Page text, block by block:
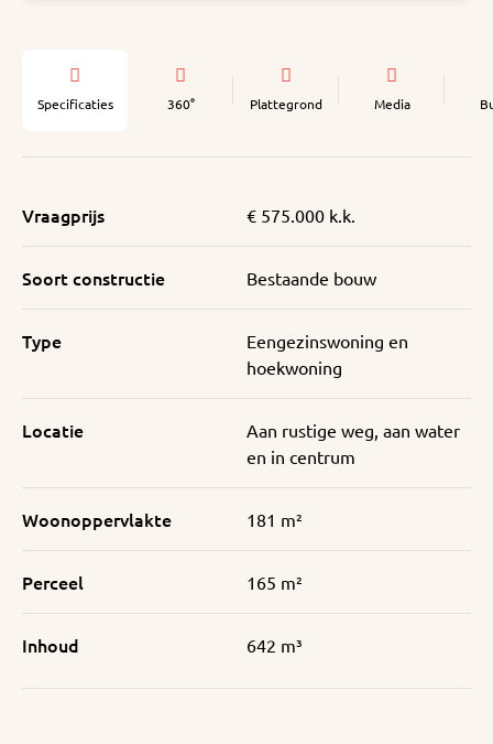
Specificaties 360° Plattegrond Media
Vraagprijs € 575.000 k.k.
Soort constructie Bestaande bouw
Type
Eengezinswoning en
hoekwoning
Locatie
Aan rustige weg, aan water
en in centrum
Woonoppervlakte 181 m²
Perceel 165 m²
Inhoud 642 m³